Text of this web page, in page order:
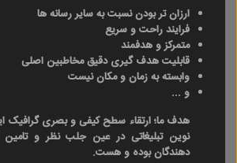
ارزان تر بودن نسبت به سایر رسانه ها
فرایند راحت و سریع
متمرکز و هدفمند
قابلیت هدف گیری دقیق مخاطبین اصلی
وابسته به زمان و مکان نیست
و ...
هدف ما؛ ارتقاء سطح کیفی و بصری گرافیک
نوین تبلیغاتی در عین جلب نظر و
دهندگان بوده و هست.